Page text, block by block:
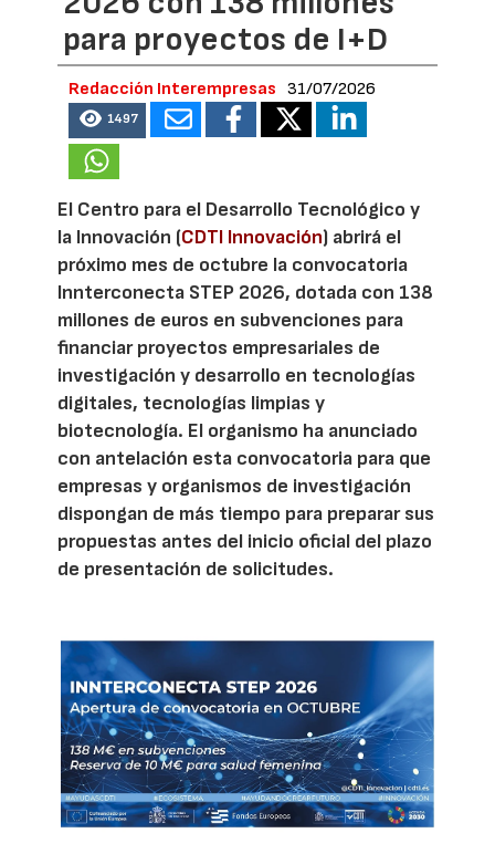
para proyectos de I+D
Redacción Interempresas 31/07/2026
1497
El Centro para el Desarrollo Tecnológico y
la Innovación (CDTI Innovación) abrirá el
próximo mes de octubre la convocatoria
Innterconecta STEP 2026, dotada con 138
millones de euros en subvenciones para
financiar proyectos empresariales de
investigación y desarrollo en tecnologías
digitales, tecnologías limpias y
biotecnología. El organismo ha anunciado
con antelación esta convocatoria para que
empresas y organismos de investigación
dispongan de más tiempo para preparar sus
propuestas antes del inicio oficial del plazo
de presentación de solicitudes.